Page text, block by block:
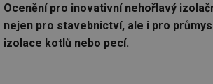
Ocenění pro inovativní nehořlavý
nejen pro stavebnictví, ale i pro
izolace kotlů nebo pecí.